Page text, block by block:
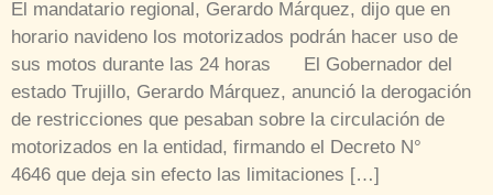
El mandatario regional, Gerardo Márquez, dijo que en
horario navideno los motorizados podrán hacer uso de
sus motos durante las 24 horas El Gobernador del
estado Trujillo, Gerardo Márquez, anunció la derogación
de restricciones que pesaban sobre la circulación de
motorizados en la entidad, firmando el Decreto N°
4646 que deja sin efecto las limitaciones […]